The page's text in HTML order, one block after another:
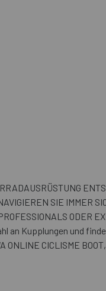
SIE IMMER
ODER
an Kupplungen und
CICLISME